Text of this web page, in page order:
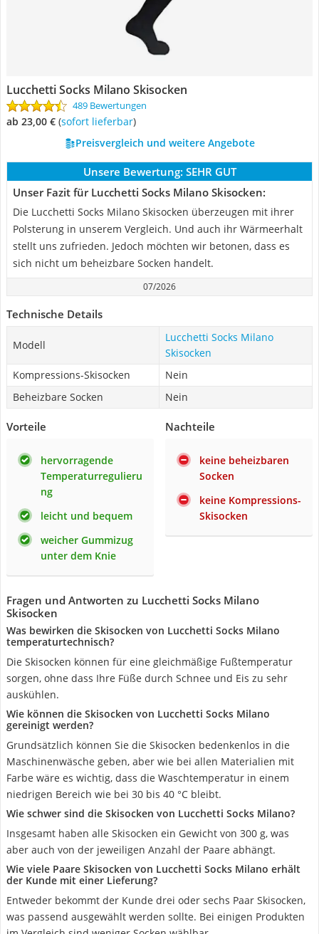
Lucchetti Socks Milano Skisocken
489 Bewertungen
ab 23,00 € ( Sofort lieferbar)
Preisvergleich und weitere Angebote
Unsere Bewertung: SEHR GUT
Unser Fazit für Lucchetti Socks Milano Skisocken:
Die Lucchetti Socks Milano Skisocken überzeugen mit ihrer
Polsterung in unserem Vergleich. Und auch ihr Wärmeerhalt
stellt uns zufrieden. Jedoch möchten wir betonen, dass es
sich nicht um beheizbare Socken handelt.
07/2026
Technische Details
Modell
Lucchetti Socks Milano
Skisocken
Kompressions-Skisocken
Nein
Beheizbare Socken
Nein
Vorteile
hervorragende
Temperaturregulieru
ng
leicht und bequem
weicher Gummizug
unter dem Knie
Nachteile
keine beheizbaren
Socken
keine Kompressions-
Skisocken
Fragen und Antworten zu Lucchetti Socks Milano
Skisocken
Was bewirken die Skisocken von Lucchetti Socks Milano
temperaturtechnisch?
Die Skisocken können für eine gleichmäßige Fußtemperatur
sorgen, ohne dass Ihre Füße durch Schnee und Eis zu sehr
auskühlen.
Wie können die Skisocken von Lucchetti Socks Milano
gereinigt werden?
Grundsätzlich können Sie die Skisocken bedenkenlos in die
Maschinenwäsche geben, aber wie bei allen Materialien mit
Farbe wäre es wichtig, dass die Waschtemperatur in einem
niedrigen Bereich wie bei 30 bis 40 °C bleibt.
Wie schwer sind die Skisocken von Lucchetti Socks Milano?
Insgesamt haben alle Skisocken ein Gewicht von 300 g, was
aber auch von der jeweiligen Anzahl der Paare abhängt.
Wie viele Paare Skisocken von Lucchetti Socks Milano erhält
der Kunde mit einer Lieferung?
Entweder bekommt der Kunde drei oder sechs Paar Skisocken,
was passend ausgewählt werden sollte. Bei einigen Produkten